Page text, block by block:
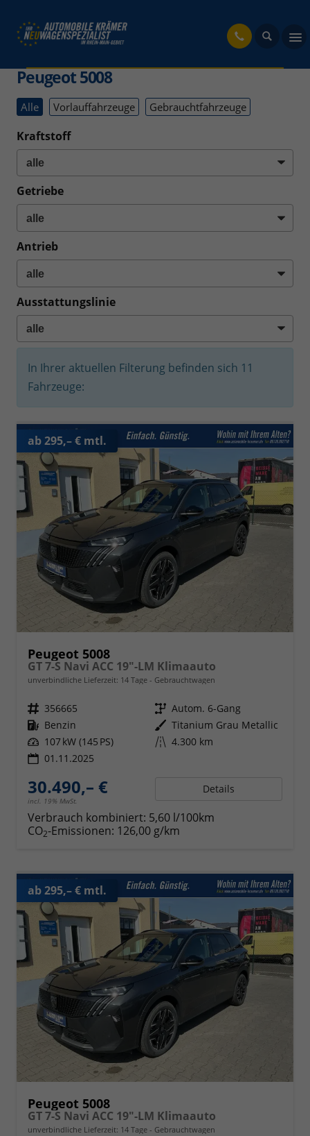
Peugeot 5008
Alle Vorlauffahrzeuge Gebrauchtfahrzeuge
Kraftstoff
Getriebe
Antrieb
Ausstattungslinie
In Ihrer aktuellen Filterung befinden sich 11
Fahrzeuge:
ab 295,– € mtl.
Peugeot 5008
GT 7-S Navi ACC 19"-LM Klimaauto
unverbindliche Lieferzeit: 14 Tage Gebrauchtwagen
Fahrzeugnr. 356665 Getriebe Autom. 6-Gang
Kraftstoff Benzin Außenfarbe Titanium Grau Metallic
Leistung 107 kW (145 PS) Kilometerstand 4.300 km
01.11.2025
30.490,– €
incl. 19% MwSt.
Details
Verbrauch kombiniert: 5,60 l/100km
CO2-Emissionen: 126,00 g/km
ab 295,– € mtl.
Peugeot 5008
GT 7-S Navi ACC 19"-LM Klimaauto
unverbindliche Lieferzeit: 14 Tage Gebrauchtwagen